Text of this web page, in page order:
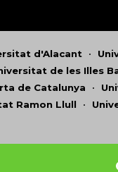
d'Alacant •
de les Illes
de Catalunya •
Ramon Llull •